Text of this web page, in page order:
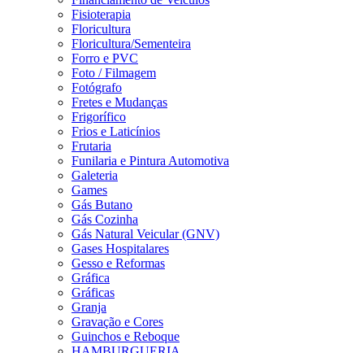
Fisioterapia
Floricultura
Floricultura/Sementeira
Forro e PVC
Foto / Filmagem
Fotógrafo
Fretes e Mudanças
Frigorífico
Frios e Laticínios
Frutaria
Funilaria e Pintura Automotiva
Galeteria
Games
Gás Butano
Gás Cozinha
Gás Natural Veicular (GNV)
Gases Hospitalares
Gesso e Reformas
Gráfica
Gráficas
Granja
Gravação e Cores
Guinchos e Reboque